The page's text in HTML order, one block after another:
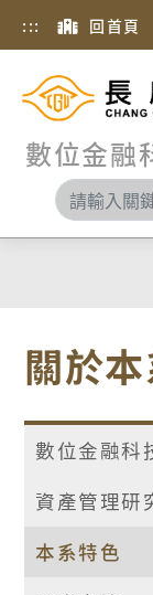
::: 回首頁
數位金融
關於
數位金融科
資產管理研
本系特色